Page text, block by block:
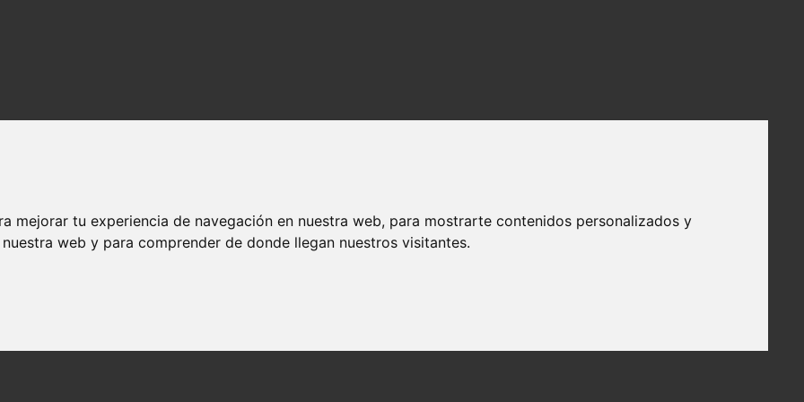
mejorar tu experiencia de navegación en nuestra web, para mostrarte contenidos personalizados y
web y para comprender de donde llegan nuestros visitantes.